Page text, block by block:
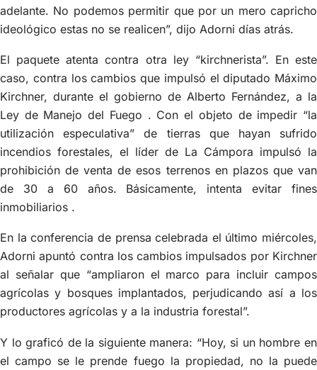
adelante. No podemos permitir que por un mero capricho
ideológico estas no se realicen”, dijo Adorni días atrás.
El paquete atenta contra otra ley “kirchnerista”. En este
caso, contra los cambios que impulsó el diputado Máximo
Kirchner, durante el gobierno de Alberto Fernández, a la
Ley de Manejo del Fuego . Con el objeto de impedir “la
utilización especulativa” de tierras que hayan sufrido
incendios forestales, el líder de La Cámpora impulsó la
prohibición de venta de esos terrenos en plazos que van
de 30 a 60 años. Básicamente, intenta evitar fines
inmobiliarios .
En la conferencia de prensa celebrada el último miércoles,
Adorni apuntó contra los cambios impulsados por Kirchner
al señalar que “ampliaron el marco para incluir campos
agrícolas y bosques implantados, perjudicando así a los
productores agrícolas y a la industria forestal”.
Y lo graficó de la siguiente manera: “Hoy, si un hombre en
el campo se le prende fuego la propiedad, no la puede